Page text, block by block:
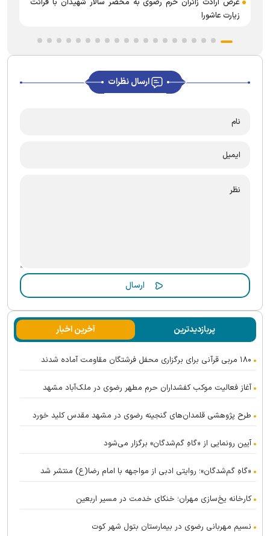
عرض ارادت زائران حرم رضوی به محضر سالار شهیدان با قرائت
زیارت عاشورا
ارسال نظرات
پربازدیدترین آخرین اخبار
۱۸۰ مربی قرآنی برای برگزاری محفل فرشتگان مقاومت آماده شدند
آغاز فعالیت موکب کفشداران حرم مطهر رضوی در ملک‌آباد مشهد
طرح پژوهشی قلمدان‌های گنجینه رضوی در مشهد مقدس کلید خورد
آیین رونمایی از «گاهِ گم‌شدگان» برگزار می‌شود
«گاهِ گم‌شدگان»؛ روایتی ادبی از مواجهه با امام رضا(ع) منتشر شد
کارخانه یخ‌سازی مهران؛ خنکای خدمت در مسیر اربعین
نسیم مهربانی رضوی در بیمارستان بتول شهر کوت